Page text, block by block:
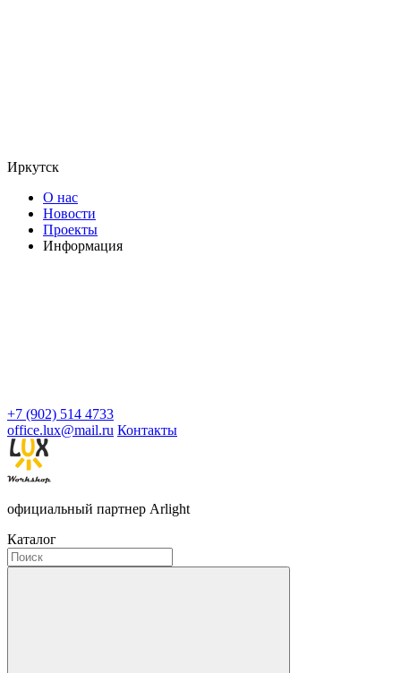
Иркутск
О нас
Новости
Проекты
Информация
+7 (902) 514 4733
office.lux@mail.ru Контакты
официальный партнер Arlight
Каталог